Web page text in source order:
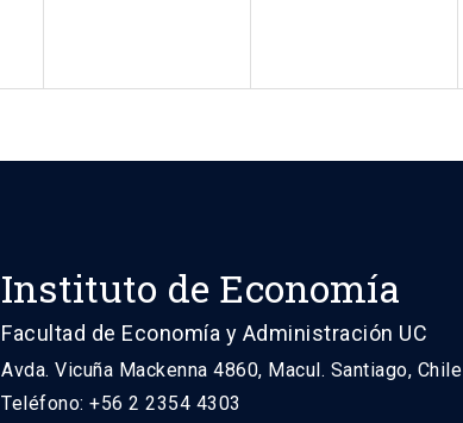
Instituto de Economía
Facultad de Economía y Administración UC
Avda. Vicuña Mackenna 4860, Macul. Santiago, Chile
Teléfono: +56 2 2354 4303